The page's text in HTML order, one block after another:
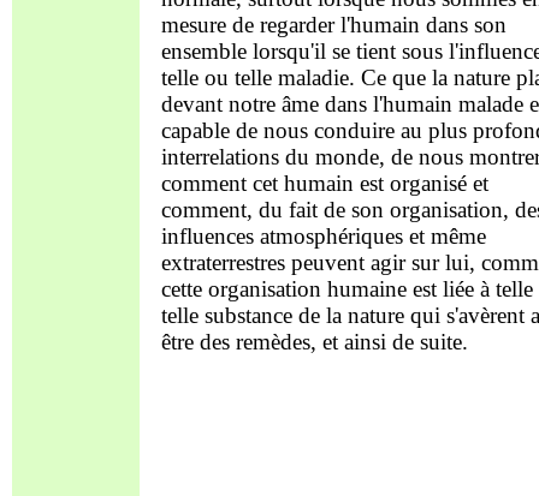
mesure de regarder l'humain dans son
ensemble lorsqu'il se tient sous
telle ou telle maladie. Ce que la nature
devant notre âme dans l'humain malade
capable de nous conduire au plus
interrelations du monde, de nous
comment cet humain est organisé et
comment, du fait de son organisation,
influences atmosphériques et même
extraterrestres peuvent agir sur lui,
cette organisation humaine est liée à
telle substance de la nature qui s'avèrent
être des remèdes, et ainsi de suite.